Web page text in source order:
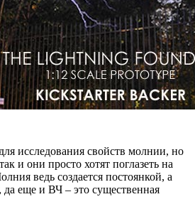
исследования свойств молнии, но
и они просто хотят поглазеть на
ведь создается постоянкой, а
да еще и ВЧ – это существенная